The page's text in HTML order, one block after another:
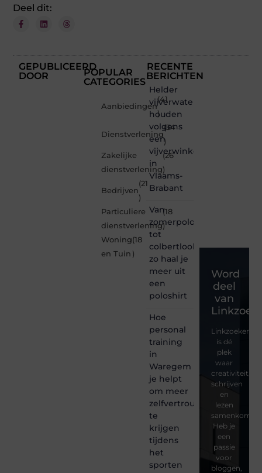
Deel dit:
GEPUBLICEERD
DOOR
POPULAR
CATEGORIES
Aanbiedingen
(41
)
Dienstverlening
(34
)
Zakelijke
dienstverlening
(26
)
Bedrijven
(21
)
Particuliere
dienstverlening
(18
)
Woning
en Tuin
(18
)
RECENTE
BERICHTEN
Helder
vijverwater
houden
volgens
een
vijverwinkel
in
Vlaams-
Brabant
Van
zomerpolo
tot
colbertlook
zo haal je
meer uit
een
poloshirt
Hoe
personal
training
in
Waregem
je helpt
om meer
zelfvertrouwen
te
krijgen
tijdens
het
sporten
Word
deel
van
is dé
plek
waar
creativiteit,
schrijven
en
lezen
samenkomen.
Heb je
een
passie
voor
bloggen,